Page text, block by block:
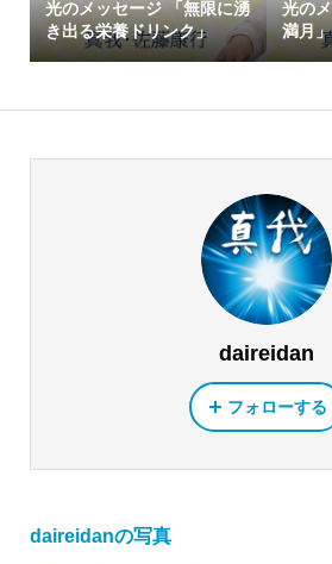
光のメッセージ 「無限に湧
き出る栄養ドリンク」
光の
満月」
daireidan
フォローする
daireidanの写真